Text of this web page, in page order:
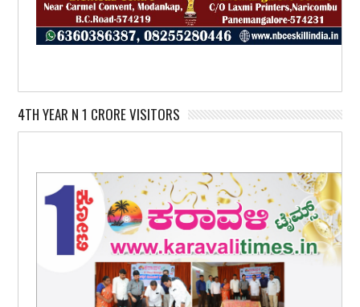
4TH YEAR N 1 CRORE VISITORS